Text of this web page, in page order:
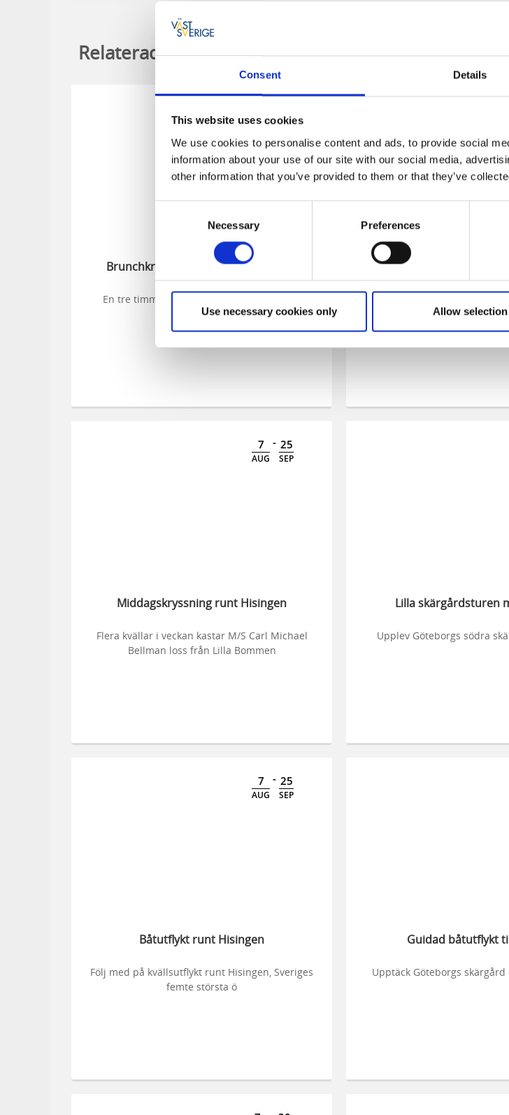
Consent Details
This website uses cookies
We use cookies to personalise content and ads, to provide social
information about your use of our site with our social media,
other information that you’ve provided to them or that they’ve
Necessary Preferences
Use necessary cookies only Allow selection
Relaterade evenemang
AUG OKT
Brunchkryssning i södra skärgården
En tre timmar kryssning genom Göteborgs
skärgård
Lilla skärgårdsturen
Göteborgs hamn och
7
AUG
- 25
SEP
Middagskryssning runt Hisingen
Flera kvällar i veckan kastar M/S Carl Michael
Bellman loss från Lilla Bommen
Lilla skärgårdsturen
Upplev Göteborgs södra
7
AUG
- 25
SEP
Båtutflykt runt Hisingen
Följ med på kvällsutflykt runt Hisingen, Sveriges
femte största ö
Guidad båtutflykt
Upptäck Göteborgs